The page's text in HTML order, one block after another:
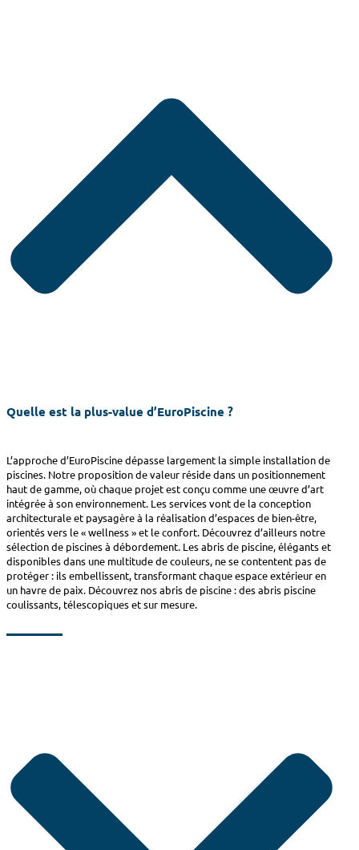
Quelle est la plus-value d’EuroPiscine ?
L’approche d’EuroPiscine dépasse largement la simple installation de
piscines. Notre proposition de valeur réside dans un positionnement
haut de gamme, où chaque projet est conçu comme une œuvre d’art
intégrée à son environnement. Les services vont de la conception
architecturale et paysagère à la réalisation d’espaces de bien-être,
orientés vers le « wellness » et le confort. Découvrez d’ailleurs notre
sélection de piscines à débordement. Les abris de piscine, élégants et
disponibles dans une multitude de couleurs, ne se contentent pas de
protéger : ils embellissent, transformant chaque espace extérieur en
un havre de paix. Découvrez nos abris de piscine : des abris piscine
coulissants, télescopiques et sur mesure.